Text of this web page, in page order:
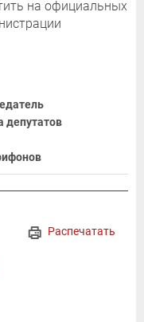
на официальных
депутатов
Распечатать